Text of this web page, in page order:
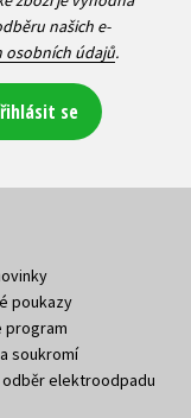
našich e-
osobních údajů.
se
poukazy
program
soukromí
odběr elektroodpadu